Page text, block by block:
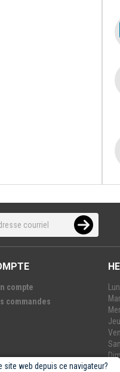
web depuis ce navigateur?
compte
commandes